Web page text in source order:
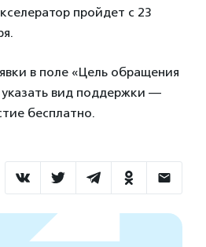
пройдет с 23
в поле «Цель обращения
вид поддержки —
бесплатно.